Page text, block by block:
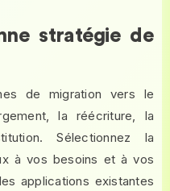
stratégie de
de migration vers le
la réécriture, la
Sélectionnez la
à vos besoins et à vos
applications existantes